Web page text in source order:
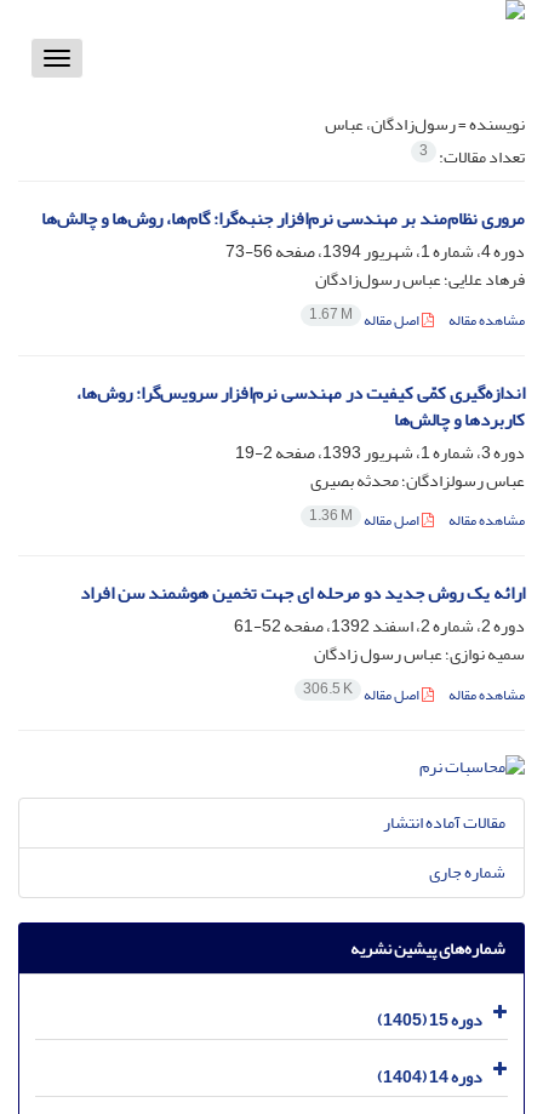
Toggle
نویسنده =رسول‌زادگان، عباس
تعداد مقالات: 3
مروری نظام‌مند بر مهندسی نرم‌افزار جنبه‌گرا: گام‌ها، روش‌ها و چالش‌ها
دوره 4، شماره 1، شهریور 1394، صفحه
56-73
فرهاد علایی؛ عباس رسول‌زادگان
مشاهده مقاله اصل مقاله 1.67 M
اندازه‌گیری کمّی کیفیت در مهندسی نرم‌افزار سرویس‌گرا: روش‌ها،
کاربردها و چالش‌ها
دوره 3، شماره 1، شهریور 1393، صفحه
2-19
عباس رسولزادگان؛ محدثه بصیری
مشاهده مقاله اصل مقاله 1.36 M
ارائه یک روش جدید دو مرحله ای جهت تخمین هوشمند سن افراد
دوره 2، شماره 2، اسفند 1392، صفحه
52-61
سمیه نوازی؛ عباس رسول زادگان
مشاهده مقاله اصل مقاله 306.5 K
مقالات آماده انتشار
شماره جاری
شماره‌های پیشین نشریه
دوره 15 (1405)
دوره 14 (1404)